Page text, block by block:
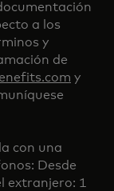
a los
y
de
y
con una
Desde
extranjero: 1